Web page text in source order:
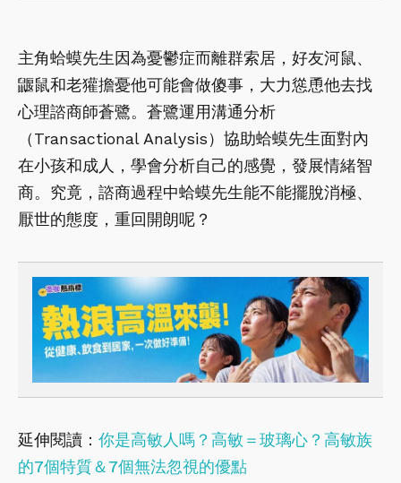
主角蛤蟆先生因為憂鬱症而離群索居，好友河鼠、
鼴鼠和老獾擔憂他可能會做傻事，大力慫恿他去找
心理諮商師蒼鷺。蒼鷺運用溝通分析
（Transactional Analysis）協助蛤蟆先生面對內
在小孩和成人，學會分析自己的感覺，發展情緒智
商。究竟，諮商過程中蛤蟆先生能不能擺脫消極、
厭世的態度，重回開朗呢？
延伸閱讀： 你是高敏人嗎？高敏＝玻璃心？高敏族
的7個特質＆7個無法忽視的優點